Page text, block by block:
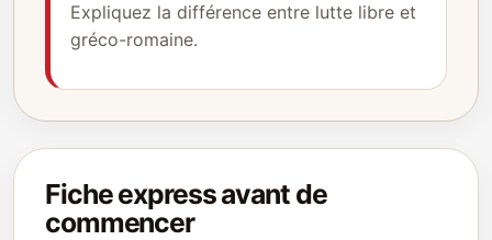
Expliquez la différence entre lutte libre et
gréco-romaine.
Fiche express avant de
commencer